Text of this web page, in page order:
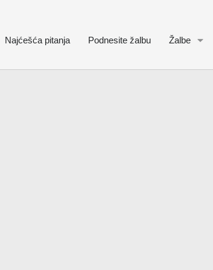
Najćešća pitanja Podnesite žalbu Žalbe